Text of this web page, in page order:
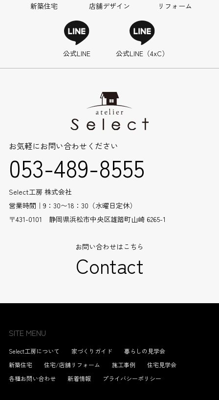
新築住宅 店舗デザイン リフォーム
公式LINE 公式LINE（4xC）
お気軽にお問い合わせください
053-489-8555
Select工房 株式会社
営業時間｜9：30〜18：30（水曜日定休）
〒431-0101 静岡県浜松市中央区雄踏町山崎 6265-1
お問い合わせはこちら
Contact
SITE MENU
Select工房について 家づくりガイド
暮らしの見学会
新築住宅
住宅/店舗リフォーム 施工事例
住宅見学会
各種お問い合わせ
新着情報 プライバシーポリシー